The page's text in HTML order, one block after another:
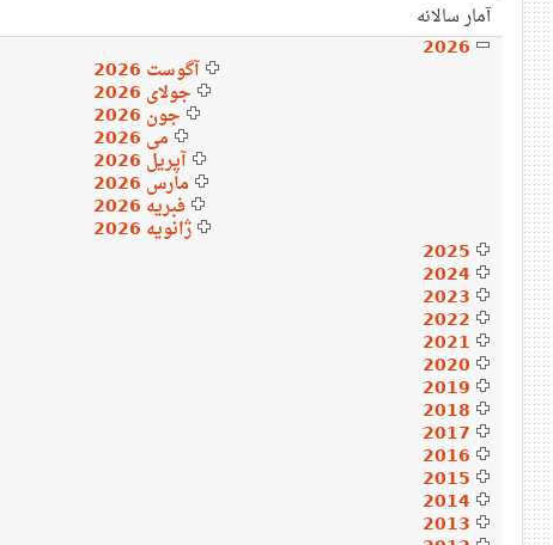
آمار سالانه
2026
آگوست 2026
جولای 2026
جون 2026
می 2026
آپریل 2026
مارس 2026
فبریه 2026
ژانویه 2026
2025
2024
2023
2022
2021
2020
2019
2018
2017
2016
2015
2014
2013